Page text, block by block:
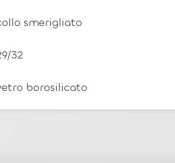
smerigliato
32
borosilicato